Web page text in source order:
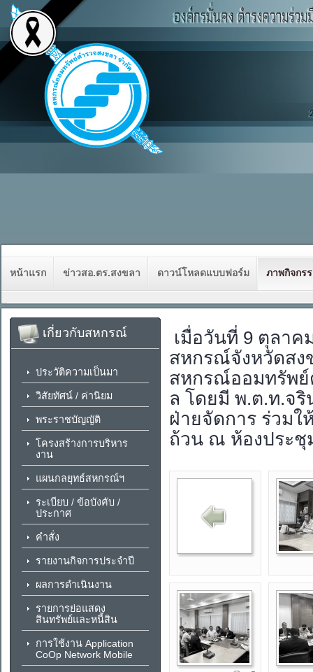
หน้าแรก ข่าวสอ.ตร.สงขลา ดาวน์โหลดแบบฟอร์ม ภาพกิจกร
เมื่อวันที่ 9 ตุลาค
สหกรณ์จังหวัดสง
สหกรณ์ออมทรัพย์
ล โดยมี พ.ต.ท.จริ
ฝ่ายจัดการ ร่วม
ถ้วน ณ ห้องประชุ
เกี่ยวกับสหกรณ์
ประวัติความเป็นมา
วิสัยทัศน์ / ค่านิยม
พระราชบัญญัติ
โครงสร้างการบริหาร
งาน
แผนกลยุทธ์สหกรณ์ฯ
ระเบียบ / ข้อบังคับ /
ประกาศ
คำสั่ง
รายงานกิจการประจำปี
ผลการดำเนินงาน
รายการย่อแสดง
สินทรัพย์และหนี้สิน
การใช้งาน Application
CoOp Network Mobile